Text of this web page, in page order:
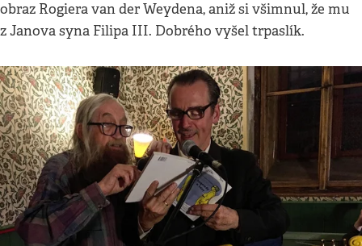
obraz Rogiera van der Weydena, aniž si všimnul, že mu
z Janova syna Filipa III. Dobrého vyšel trpaslík.